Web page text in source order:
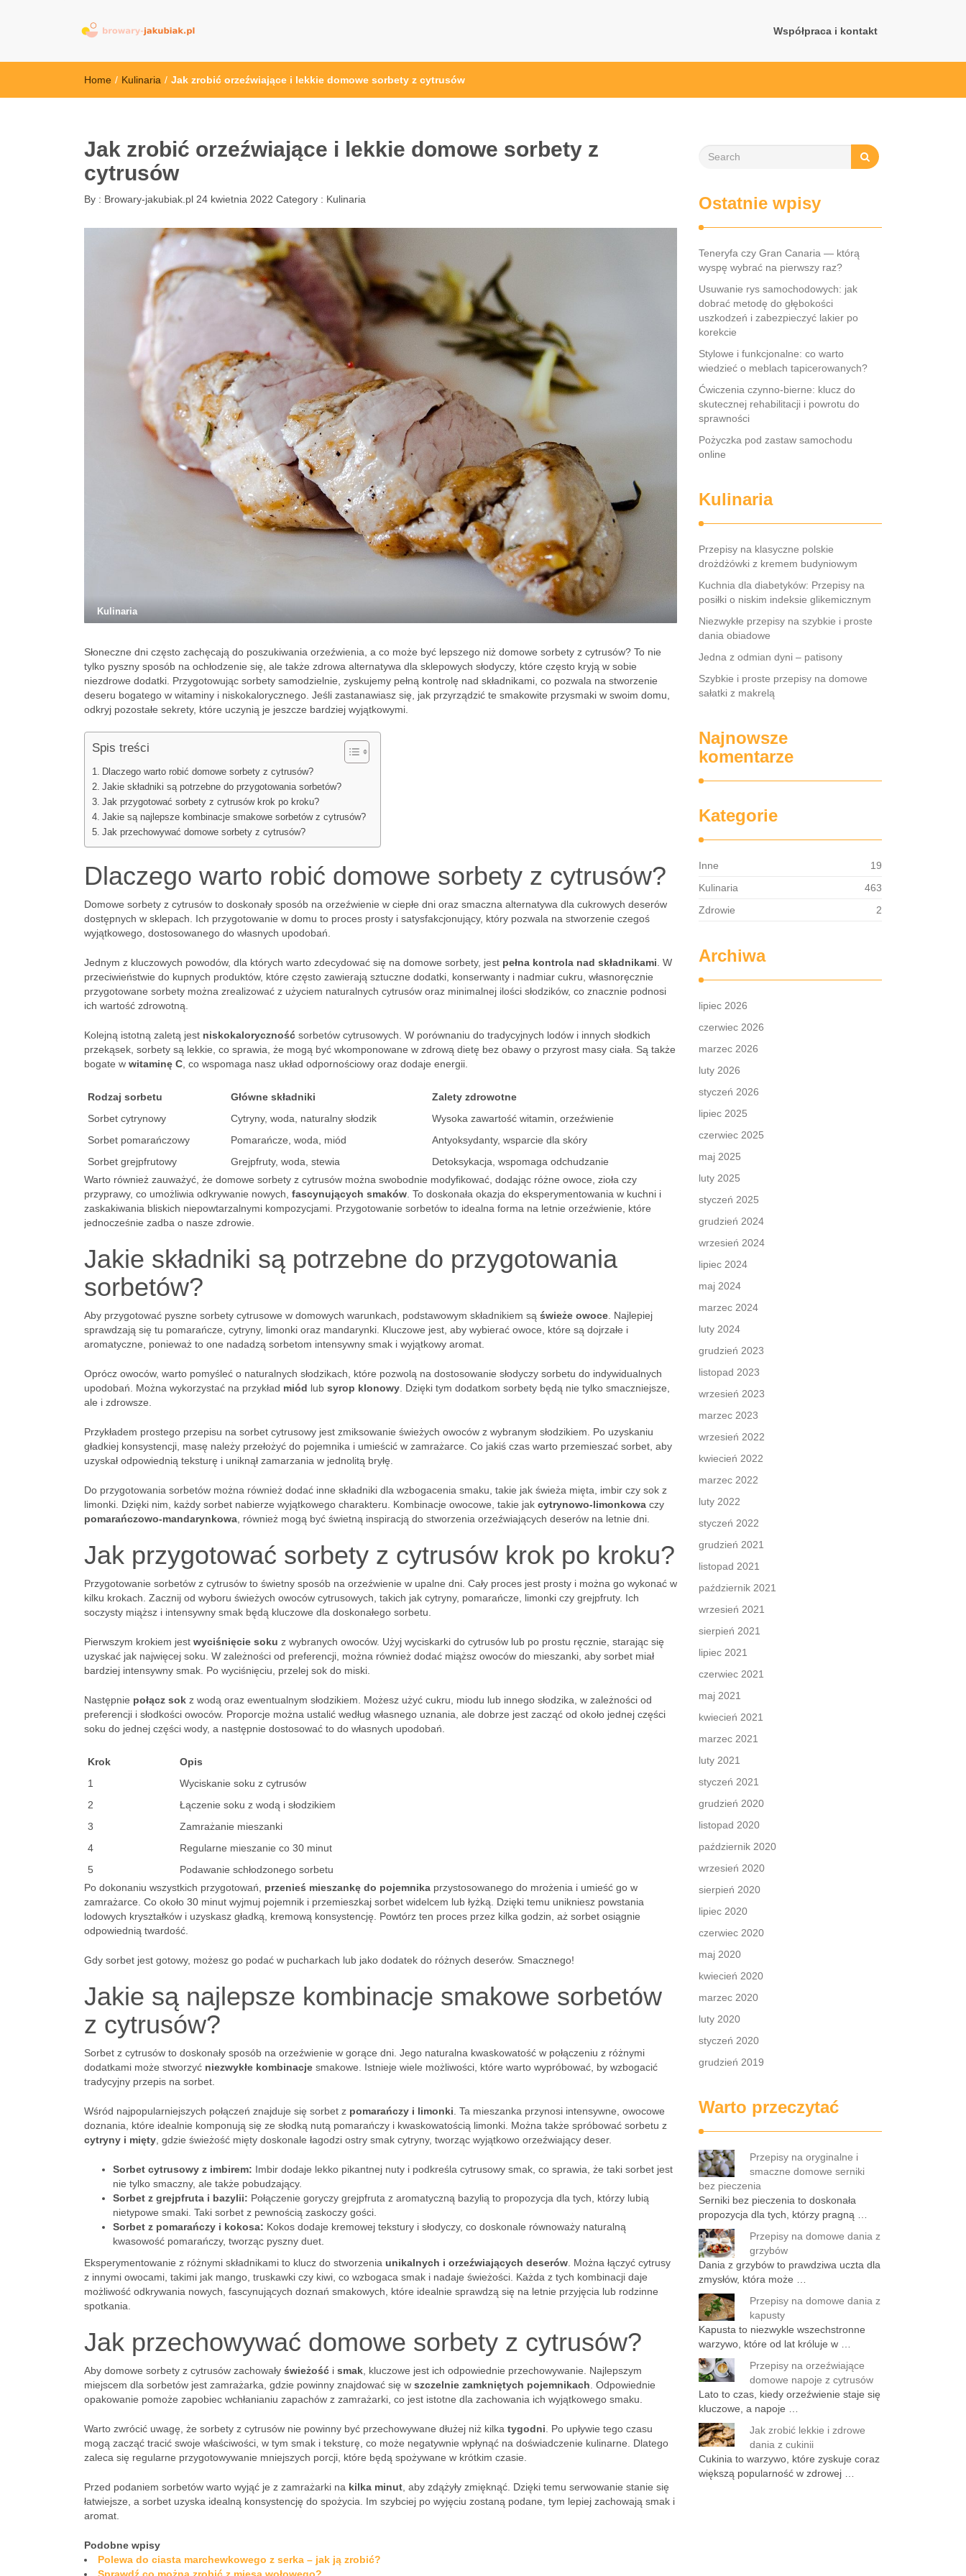
Współpraca i kontakt
Home / Kulinaria / Jak zrobić orzeźwiające i lekkie domowe sorbety z cytrusów
Jak zrobić orzeźwiające i lekkie domowe sorbety z
cytrusów
By : Browary-jakubiak.pl 24 kwietnia 2022 Category : Kulinaria
Kulinaria
Słoneczne dni często zachęcają do poszukiwania orzeźwienia, a co może być lepszego niż domowe sorbety z cytrusów? To nie
tylko pyszny sposób na ochłodzenie się, ale także zdrowa alternatywa dla sklepowych słodyczy, które często kryją w sobie
niezdrowe dodatki. Przygotowując sorbety samodzielnie, zyskujemy pełną kontrolę nad składnikami, co pozwala na stworzenie
deseru bogatego w witaminy i niskokalorycznego. Jeśli zastanawiasz się, jak przyrządzić te smakowite przysmaki w swoim domu,
odkryj pozostałe sekrety, które uczynią je jeszcze bardziej wyjątkowymi.
Spis treści
Dlaczego warto robić domowe sorbety z cytrusów?
Jakie składniki są potrzebne do przygotowania sorbetów?
Jak przygotować sorbety z cytrusów krok po kroku?
Jakie są najlepsze kombinacje smakowe sorbetów z cytrusów?
Jak przechowywać domowe sorbety z cytrusów?
Dlaczego warto robić domowe sorbety z cytrusów?
Domowe sorbety z cytrusów to doskonały sposób na orzeźwienie w ciepłe dni oraz smaczna alternatywa dla cukrowych deserów
dostępnych w sklepach. Ich przygotowanie w domu to proces prosty i satysfakcjonujący, który pozwala na stworzenie czegoś
wyjątkowego, dostosowanego do własnych upodobań.
Jednym z kluczowych powodów, dla których warto zdecydować się na domowe sorbety, jest pełna kontrola nad składnikami . W
przeciwieństwie do kupnych produktów, które często zawierają sztuczne dodatki, konserwanty i nadmiar cukru, własnoręcznie
przygotowane sorbety można zrealizować z użyciem naturalnych cytrusów oraz minimalnej ilości słodzików, co znacznie podnosi
ich wartość zdrowotną.
Kolejną istotną zaletą jest niskokaloryczność sorbetów cytrusowych. W porównaniu do tradycyjnych lodów i innych słodkich
przekąsek, sorbety są lekkie, co sprawia, że mogą być wkomponowane w zdrową dietę bez obawy o przyrost masy ciała. Są także
bogate w witaminę C , co wspomaga nasz układ odpornościowy oraz dodaje energii.
Rodzaj sorbetu Główne składniki
Zalety zdrowotne
Sorbet cytrynowy
Cytryny, woda, naturalny słodzik
Wysoka zawartość witamin, orzeźwienie
Sorbet pomarańczowy
Pomarańcze, woda, miód
Antyoksydanty, wsparcie dla skóry
Sorbet grejpfrutowy
Grejpfruty, woda, stewia
Detoksykacja, wspomaga odchudzanie
Warto również zauważyć, że domowe sorbety z cytrusów można swobodnie modyfikować, dodając różne owoce, zioła czy
przyprawy, co umożliwia odkrywanie nowych, fascynujących smaków . To doskonała okazja do eksperymentowania w kuchni i
zaskakiwania bliskich niepowtarzalnymi kompozycjami. Przygotowanie sorbetów to idealna forma na letnie orzeźwienie, które
jednocześnie zadba o nasze zdrowie.
Jakie składniki są potrzebne do przygotowania
sorbetów?
Aby przygotować pyszne sorbety cytrusowe w domowych warunkach, podstawowym składnikiem są świeże owoce . Najlepiej
sprawdzają się tu pomarańcze, cytryny, limonki oraz mandarynki. Kluczowe jest, aby wybierać owoce, które są dojrzałe i
aromatyczne, ponieważ to one nadadzą sorbetom intensywny smak i wyjątkowy aromat.
Oprócz owoców, warto pomyśleć o naturalnych słodzikach, które pozwolą na dostosowanie słodyczy sorbetu do indywidualnych
upodobań. Można wykorzystać na przykład miód lub syrop klonowy . Dzięki tym dodatkom sorbety będą nie tylko smaczniejsze,
ale i zdrowsze.
Przykładem prostego przepisu na sorbet cytrusowy jest zmiksowanie świeżych owoców z wybranym słodzikiem. Po uzyskaniu
gładkiej konsystencji, masę należy przełożyć do pojemnika i umieścić w zamrażarce. Co jakiś czas warto przemieszać sorbet, aby
uzyskał odpowiednią teksturę i uniknął zamarzania w jednolitą bryłę.
Do przygotowania sorbetów można również dodać inne składniki dla wzbogacenia smaku, takie jak świeża mięta, imbir czy sok z
limonki. Dzięki nim, każdy sorbet nabierze wyjątkowego charakteru. Kombinacje owocowe, takie jak cytrynowo-limonkowa czy
pomarańczowo-mandarynkowa , również mogą być świetną inspiracją do stworzenia orzeźwiających deserów na letnie dni.
Jak przygotować sorbety z cytrusów krok po kroku?
Przygotowanie sorbetów z cytrusów to świetny sposób na orzeźwienie w upalne dni. Cały proces jest prosty i można go wykonać w
kilku krokach. Zacznij od wyboru świeżych owoców cytrusowych, takich jak cytryny, pomarańcze, limonki czy grejpfruty. Ich
soczysty miąższ i intensywny smak będą kluczowe dla doskonałego sorbetu.
Pierwszym krokiem jest wyciśnięcie soku z wybranych owoców. Użyj wyciskarki do cytrusów lub po prostu ręcznie, starając się
uzyskać jak najwięcej soku. W zależności od preferencji, można również dodać miąższ owoców do mieszanki, aby sorbet miał
bardziej intensywny smak. Po wyciśnięciu, przelej sok do miski.
Następnie połącz sok z wodą oraz ewentualnym słodzikiem. Możesz użyć cukru, miodu lub innego słodzika, w zależności od
preferencji i słodkości owoców. Proporcje można ustalić według własnego uznania, ale dobrze jest zacząć od około jednej części
soku do jednej części wody, a następnie dostosować to do własnych upodobań.
Krok
Opis
1
Wyciskanie soku z cytrusów
2
Łączenie soku z wodą i słodzikiem
3
Zamrażanie mieszanki
4
Regularne mieszanie co 30 minut
5
Podawanie schłodzonego sorbetu
Po dokonaniu wszystkich przygotowań, przenieś mieszankę do pojemnika przystosowanego do mrożenia i umieść go w
zamrażarce. Co około 30 minut wyjmuj pojemnik i przemieszkaj sorbet widelcem lub łyżką. Dzięki temu unikniesz powstania
lodowych kryształków i uzyskasz gładką, kremową konsystencję. Powtórz ten proces przez kilka godzin, aż sorbet osiągnie
odpowiednią twardość.
Gdy sorbet jest gotowy, możesz go podać w pucharkach lub jako dodatek do różnych deserów. Smacznego!
Jakie są najlepsze kombinacje smakowe sorbetów
z cytrusów?
Sorbet z cytrusów to doskonały sposób na orzeźwienie w gorące dni. Jego naturalna kwaskowatość w połączeniu z różnymi
dodatkami może stworzyć niezwykłe kombinacje smakowe. Istnieje wiele możliwości, które warto wypróbować, by wzbogacić
tradycyjny przepis na sorbet.
Wśród najpopularniejszych połączeń znajduje się sorbet z pomarańczy i limonki . Ta mieszanka przynosi intensywne, owocowe
doznania, które idealnie komponują się ze słodką nutą pomarańczy i kwaskowatością limonki. Można także spróbować sorbetu z
cytryny i mięty , gdzie świeżość mięty doskonale łagodzi ostry smak cytryny, tworząc wyjątkowo orzeźwiający deser.
Sorbet cytrusowy z imbirem: Imbir dodaje lekko pikantnej nuty i podkreśla cytrusowy smak, co sprawia, że taki sorbet jest
nie tylko smaczny, ale także pobudzający.
Sorbet z grejpfruta i bazylii: Połączenie goryczy grejpfruta z aromatyczną bazylią to propozycja dla tych, którzy lubią
nietypowe smaki. Taki sorbet z pewnością zaskoczy gości.
Sorbet z pomarańczy i kokosa: Kokos dodaje kremowej tekstury i słodyczy, co doskonale równoważy naturalną
kwasowość pomarańczy, tworząc pyszny duet.
Eksperymentowanie z różnymi składnikami to klucz do stworzenia unikalnych i orzeźwiających deserów . Można łączyć cytrusy
z innymi owocami, takimi jak mango, truskawki czy kiwi, co wzbogaca smak i nadaje świeżości. Każda z tych kombinacji daje
możliwość odkrywania nowych, fascynujących doznań smakowych, które idealnie sprawdzą się na letnie przyjęcia lub rodzinne
spotkania.
Jak przechowywać domowe sorbety z cytrusów?
Aby domowe sorbety z cytrusów zachowały świeżość i smak , kluczowe jest ich odpowiednie przechowywanie. Najlepszym
miejscem dla sorbetów jest zamrażarka, gdzie powinny znajdować się w szczelnie zamkniętych pojemnikach . Odpowiednie
opakowanie pomoże zapobiec wchłanianiu zapachów z zamrażarki, co jest istotne dla zachowania ich wyjątkowego smaku.
Warto zwrócić uwagę, że sorbety z cytrusów nie powinny być przechowywane dłużej niż kilka tygodni . Po upływie tego czasu
mogą zacząć tracić swoje właściwości, w tym smak i teksturę, co może negatywnie wpłynąć na doświadczenie kulinarne. Dlatego
zaleca się regularne przygotowywanie mniejszych porcji, które będą spożywane w krótkim czasie.
Przed podaniem sorbetów warto wyjąć je z zamrażarki na kilka minut , aby zdążyły zmięknąć. Dzięki temu serwowanie stanie się
łatwiejsze, a sorbet uzyska idealną konsystencję do spożycia. Im szybciej po wyjęciu zostaną podane, tym lepiej zachowają smak i
aromat.
Podobne wpisy
Polewa do ciasta marchewkowego z serka – jak ją zrobić?
Ostatnie wpisy
Teneryfa czy Gran Canaria — którą
wyspę wybrać na pierwszy raz?
Usuwanie rys samochodowych: jak
dobrać metodę do głębokości
uszkodzeń i zabezpieczyć lakier po
korekcie
Stylowe i funkcjonalne: co warto
wiedzieć o meblach tapicerowanych?
Ćwiczenia czynno-bierne: klucz do
skutecznej rehabilitacji i powrotu do
sprawności
Pożyczka pod zastaw samochodu
online
Kulinaria
Przepisy na klasyczne polskie
drożdżówki z kremem budyniowym
Kuchnia dla diabetyków: Przepisy na
posiłki o niskim indeksie glikemicznym
Niezwykłe przepisy na szybkie i proste
dania obiadowe
Jedna z odmian dyni – patisony
Szybkie i proste przepisy na domowe
sałatki z makrelą
Najnowsze
komentarze
Kategorie
Inne
19
Kulinaria
463
Zdrowie
2
Archiwa
lipiec 2026
czerwiec 2026
marzec 2026
luty 2026
styczeń 2026
lipiec 2025
czerwiec 2025
maj 2025
luty 2025
styczeń 2025
grudzień 2024
wrzesień 2024
lipiec 2024
maj 2024
marzec 2024
luty 2024
grudzień 2023
listopad 2023
wrzesień 2023
marzec 2023
wrzesień 2022
kwiecień 2022
marzec 2022
luty 2022
styczeń 2022
grudzień 2021
listopad 2021
październik 2021
wrzesień 2021
sierpień 2021
lipiec 2021
czerwiec 2021
maj 2021
kwiecień 2021
marzec 2021
luty 2021
styczeń 2021
grudzień 2020
listopad 2020
październik 2020
wrzesień 2020
sierpień 2020
lipiec 2020
czerwiec 2020
maj 2020
kwiecień 2020
marzec 2020
luty 2020
styczeń 2020
grudzień 2019
Warto przeczytać
Przepisy na oryginalne i
smaczne domowe serniki
bez pieczenia
Serniki bez pieczenia to doskonała
propozycja dla tych, którzy pragną …
Przepisy na domowe dania z
grzybów
Dania z grzybów to prawdziwa uczta dla
zmysłów, która może …
Przepisy na domowe dania z
kapusty
Kapusta to niezwykle wszechstronne
warzywo, które od lat króluje w …
Przepisy na orzeźwiające
domowe napoje z cytrusów
Lato to czas, kiedy orzeźwienie staje się
kluczowe, a napoje …
Jak zrobić lekkie i zdrowe
dania z cukinii
Cukinia to warzywo, które zyskuje coraz
większą popularność w zdrowej …